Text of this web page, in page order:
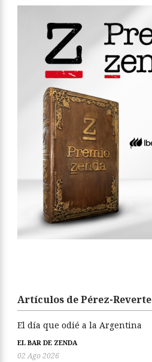
Artículos de Pérez-Reverte
El día que odié a la Argentina
EL BAR DE ZENDA
02 Ago 2026